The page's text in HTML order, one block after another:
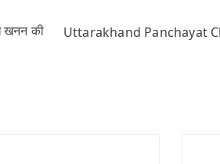
खनन की
Uttarakhand Panchayat